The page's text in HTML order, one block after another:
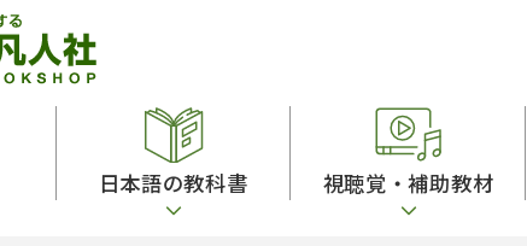
日本語の教科書 視聴覚・補助教材